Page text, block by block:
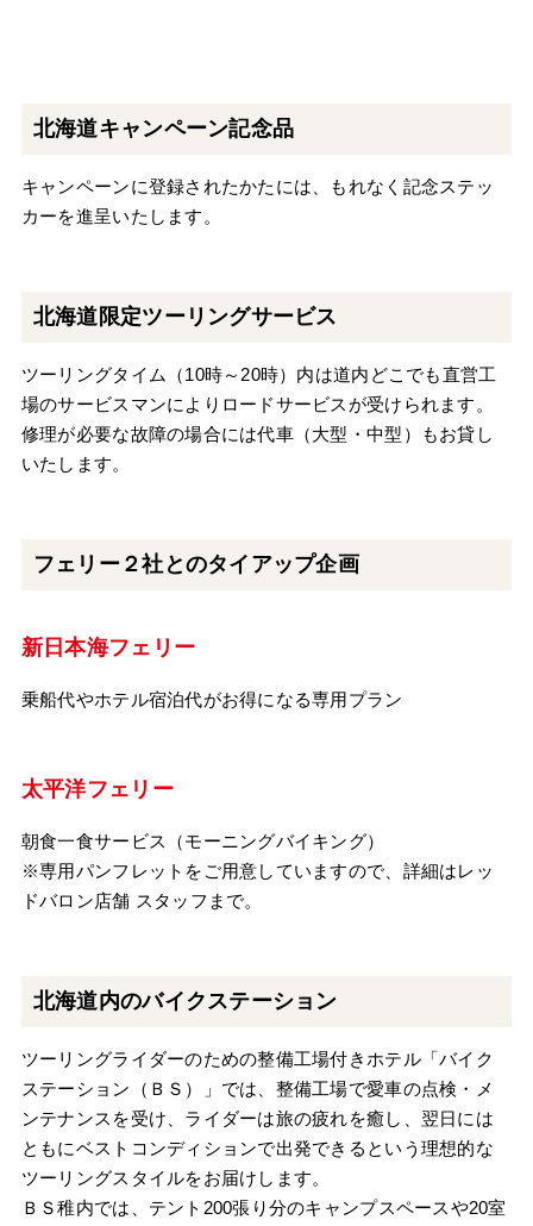
北海道キャンペーン記念品
キャンペーンに登録されたかたには、もれなく記念ステッ
カーを進呈いたします。
北海道限定ツーリングサービス
ツーリングタイム（10時～20時）内は道内どこでも直営工
場のサービスマンによりロードサービスが受けられます。
修理が必要な故障の場合には代車（大型・中型）もお貸し
いたします。
フェリー２社とのタイアップ企画
新日本海フェリー
乗船代やホテル宿泊代がお得になる専用プラン
太平洋フェリー
朝食一食サービス（モーニングバイキング）
※専用パンフレットをご用意していますので、詳細はレッ
ドバロン店舗 スタッフまで。
北海道内のバイクステーション
ツーリングライダーのための整備工場付きホテル「バイク
ステーション（ＢＳ）」では、整備工場で愛車の点検・メ
ンテナンスを受け、ライダーは旅の疲れを癒し、翌日には
ともにベストコンディションで出発できるという理想的な
ツーリングスタイルをお届けします。
ＢＳ稚内では、テント200張り分のキャンプスペースや20室